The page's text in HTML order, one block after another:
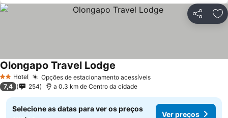
Partilhar
2 Estrelas
Hotel Opções de estacionamento acessíveis
Olongapo Travel Lodge
7,4 254 a 0.3 km de Centro da cidade
Selecione as datas para ver os preços
Ver preços